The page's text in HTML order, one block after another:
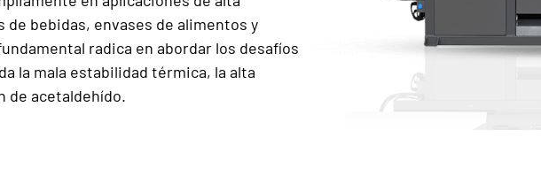
bebidas, envases de alimentos y
radica en abordar los desafíos
la mala estabilidad térmica, la alta
de acetaldehído.